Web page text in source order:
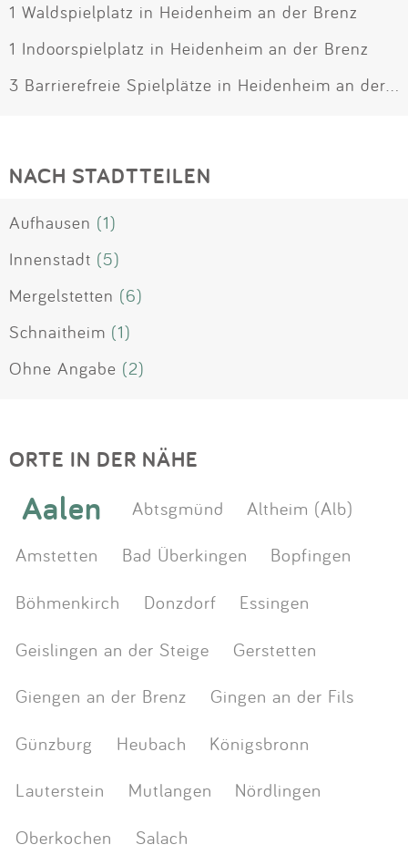
1 Waldspielplatz in Heidenheim an der Brenz
1 Indoorspielplatz in Heidenheim an der Brenz
3 Barrierefreie Spielplätze in Heidenheim an der Brenz
NACH STADTTEILEN
Aufhausen (1)
Innenstadt (5)
Mergelstetten (6)
Schnaitheim (1)
Ohne Angabe (2)
ORTE IN DER NÄHE
Aalen Abtsgmünd
Altheim (Alb)
Amstetten
Bad Überkingen
Bopfingen
Böhmenkirch
Donzdorf
Essingen
Geislingen an der Steige
Gerstetten
Giengen an der Brenz
Gingen an der Fils
Günzburg
Heubach
Königsbronn
Lauterstein
Mutlangen
Nördlingen
Oberkochen
Salach